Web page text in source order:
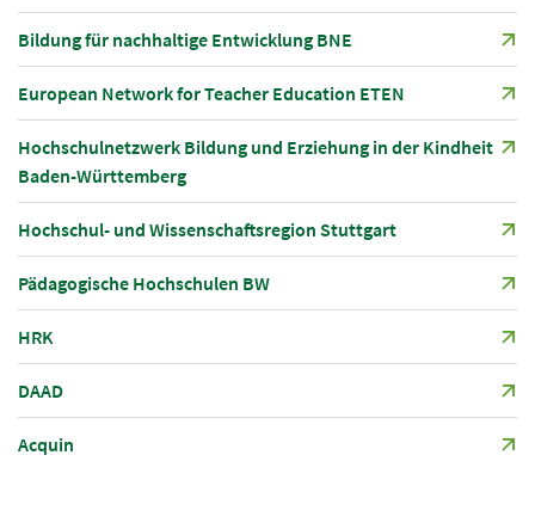
Bildung für nachhaltige Entwicklung BNE
European Network for Teacher Education ETEN
Hochschulnetzwerk Bildung und Erziehung in der Kindheit
Baden-Württemberg
Hochschul- und Wissenschaftsregion Stuttgart
Pädagogische Hochschulen BW
HRK
DAAD
Acquin